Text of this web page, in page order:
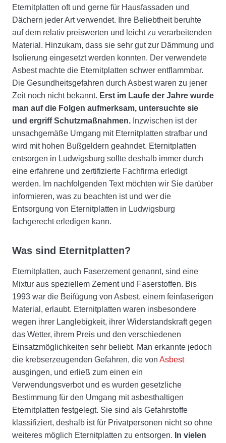
Eternitplatten oft und gerne für Hausfassaden und
Dächern jeder Art verwendet. Ihre Beliebtheit beruhte
auf dem relativ preiswerten und leicht zu verarbeitenden
Material. Hinzukam, dass sie sehr gut zur Dämmung und
Isolierung eingesetzt werden konnten. Der verwendete
Asbest machte die Eternitplatten schwer entflammbar.
Die Gesundheitsgefahren durch Asbest waren zu jener
Zeit noch nicht bekannt. Erst im Laufe der Jahre wurde
man auf die Folgen aufmerksam, untersuchte sie
und ergriff Schutzmaßnahmen. Inzwischen ist der
unsachgemäße Umgang mit Eternitplatten strafbar und
wird mit hohen Bußgeldern geahndet. Eternitplatten
entsorgen in Ludwigsburg sollte deshalb immer durch
eine erfahrene und zertifizierte Fachfirma erledigt
werden. Im nachfolgenden Text möchten wir Sie darüber
informieren, was zu beachten ist und wer die
Entsorgung von Eternitplatten in Ludwigsburg
fachgerecht erledigen kann.
Was sind Eternitplatten?
Eternitplatten, auch Faserzement genannt, sind eine
Mixtur aus speziellem Zement und Faserstoffen. Bis
1993 war die Beifügung von Asbest, einem feinfaserigen
Material, erlaubt. Eternitplatten waren insbesondere
wegen ihrer Langlebigkeit, ihrer Widerstandskraft gegen
das Wetter, ihrem Preis und den verschiedenen
Einsatzmöglichkeiten sehr beliebt. Man erkannte jedoch
die krebserzeugenden Gefahren, die von Asbest
ausgingen, und erließ zum einen ein
Verwendungsverbot und es wurden gesetzliche
Bestimmung für den Umgang mit asbesthaltigen
Eternitplatten festgelegt. Sie sind als Gefahrstoffe
klassifiziert, deshalb ist für Privatpersonen nicht so ohne
weiteres möglich Eternitplatten zu entsorgen. In vielen